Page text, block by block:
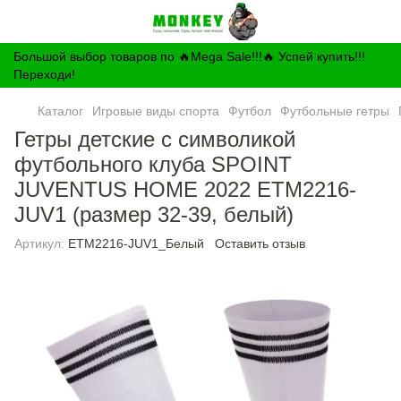
Большой выбор товаров по 🔥Mega Sale!!!🔥 Успей купить!!!
Переходи!
Каталог Игровые виды спорта Футбол Футбольные гетры
Гетры детские с символикой
футбольного клуба SPOINT
JUVENTUS HOME 2022 ETM2216-
JUV1 (размер 32-39, белый)
Артикул: ETM2216-JUV1_Белый Оставить отзыв